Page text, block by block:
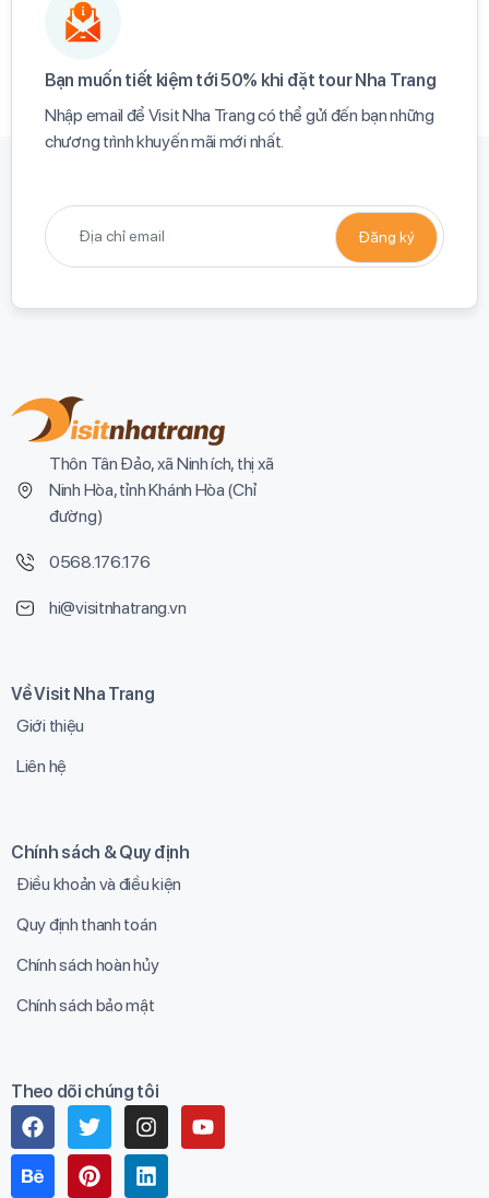
Bạn muốn tiết kiệm tới 50% khi đặt tour Nha Trang​
Nhập email để Visit Nha Trang có thể gửi đến bạn những
chương trình khuyến mãi mới nhất.​
Thôn Tân Đảo, xã Ninh ích, thị xã
Ninh Hòa, tỉnh Khánh Hòa (Chỉ
đường)
0568.176.176
hi@visitnhatrang.vn
Về Visit Nha Trang
Giới thiệu
Liên hệ
Chính sách & Quy định
Điều khoản và điều kiện
Quy định thanh toán
Chính sách hoàn hủy
Chính sách bảo mật
Theo dõi chúng tôi